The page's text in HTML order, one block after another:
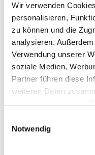
Wir verwenden
personalisieren,
zu können und die
analysieren.
Verwendung unserer
soziale Medien,
Partner führen diese
weiteren Daten
Notwendig